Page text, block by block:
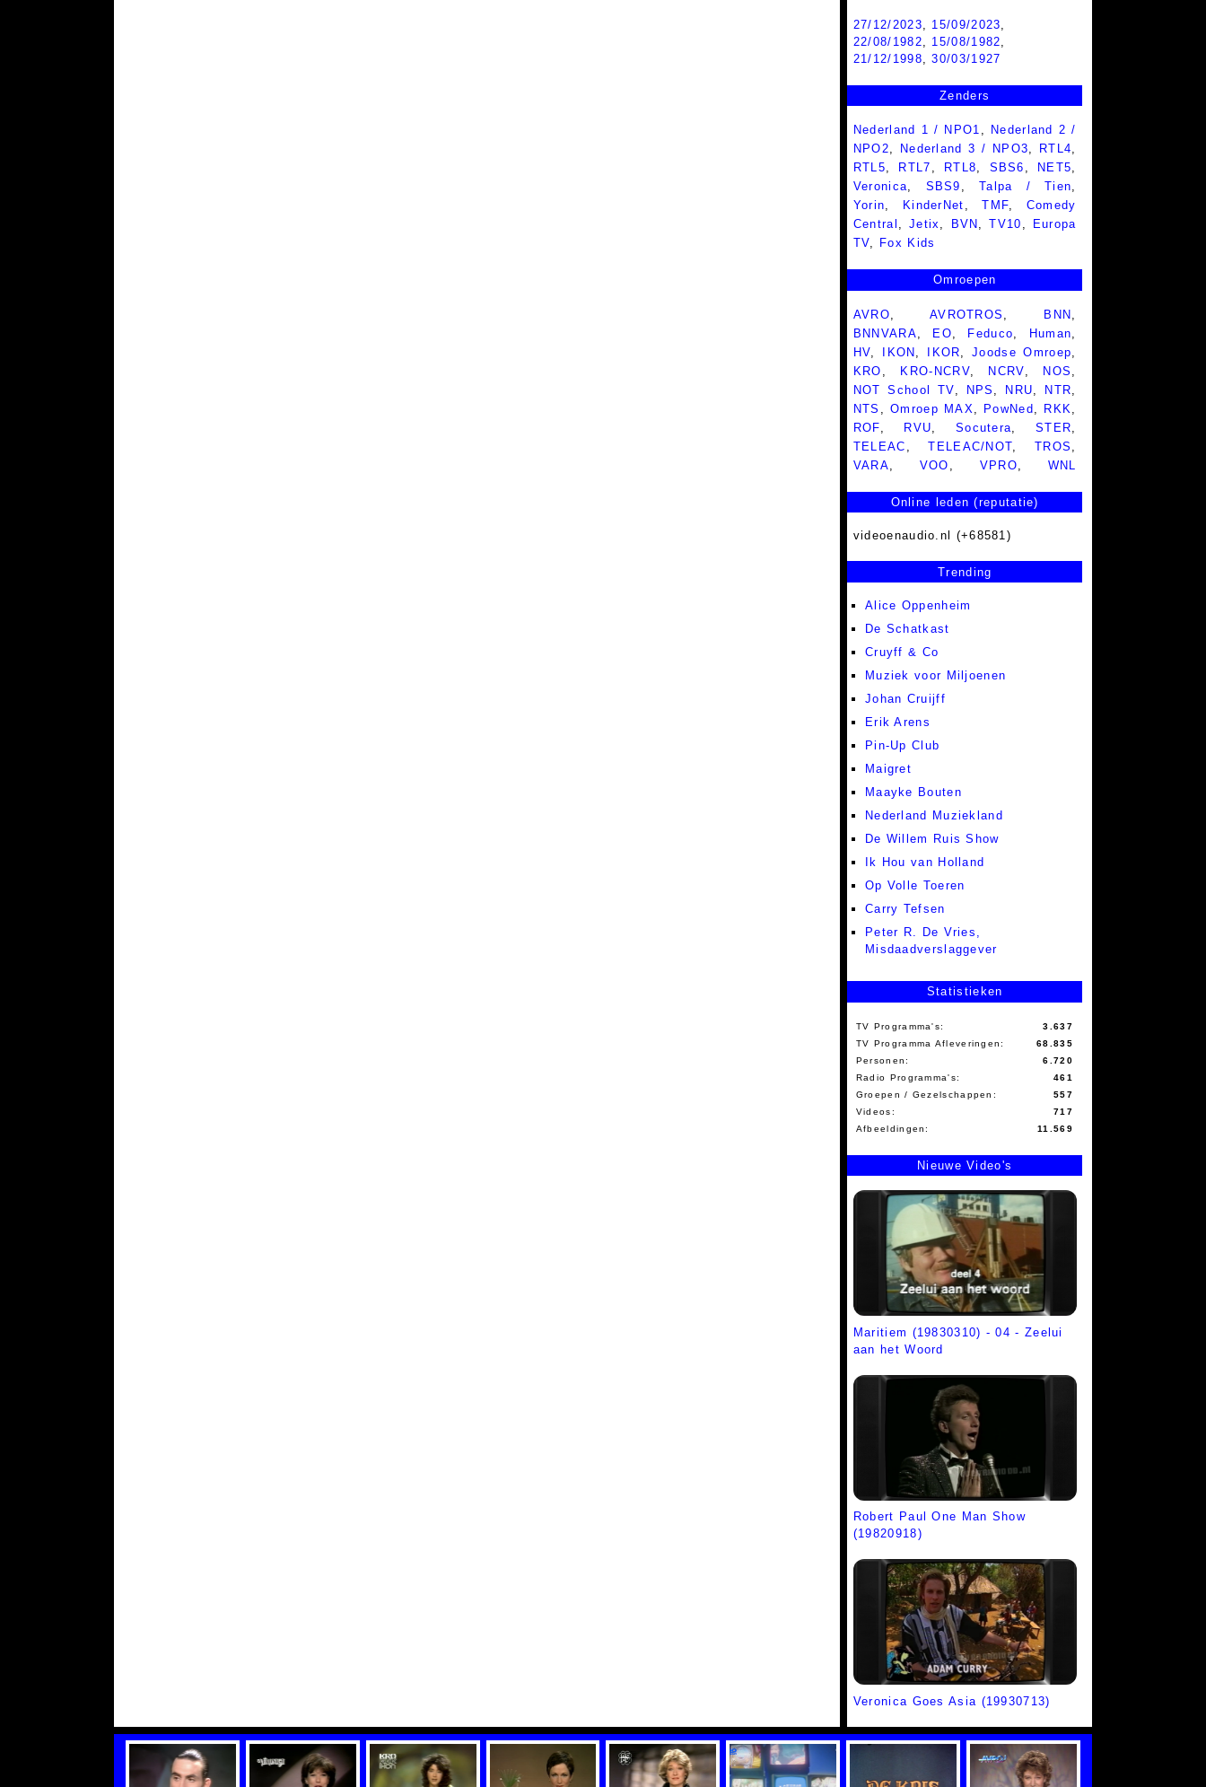
27/12/2023, 15/09/2023,
22/08/1982, 15/08/1982,
21/12/1998,30/03/1927
Zenders
Nederland 1 / NPO1
Nederland 2 /
NPO2
Nederland 3 / NPO3 RTL4
RTL5
RTL7 RTL8 SBS6 NET5
Veronica
SBS9 ,Talpa / Tien
Yorin
KinderNet ,TMF
Comedy
Central
Jetix BVN ,TV10
Europa
TV
Fox Kids
Omroepen
AVRO AVROTROS BNN
BNNVARA
EO Feduco Human
HV
IKON IKOR ,Joodse Omroep
KRO
KRO-NCRV, NCRV NOS
NOT School TV
NPS NRU NTR
NTS
,Omroep MAX PowNed RKK
ROF
RVU Socutera ,STER
TELEAC
,TELEAC/NOT ,TROS
VARA
VOO VPRO WNL
Online leden (reputatie)
videoenaudio.nl (+68581)
Trending
Alice Oppenheim
De Schatkast
Cruyff & Co
Muziek voor Miljoenen
Johan Cruijff
Erik Arens
Pin-Up Club
Maigret
Maayke Bouten
Nederland Muziekland
De Willem Ruis Show
Ik Hou van Holland
Op Volle Toeren
Carry Tefsen
Peter R. De Vries,
Misdaadverslaggever
Statistieken
TV Programma's:
3.637
TV Programma Afleveringen:
68.835
Personen:
6.720
Radio Programma's:
461
Groepen / Gezelschappen:
557
Videos:
717
Afbeeldingen:
11.569
Nieuwe Video's
Maritiem (19830310) - 04 - Zeelui
aan het Woord
Robert Paul One Man Show
(19820918)
Veronica Goes Asia (19930713)